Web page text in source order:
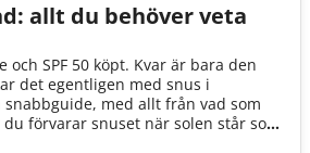
allt du behöver veta
och SPF 50 köpt. Kvar är bara den
det egentligen med snus i
snabbguide, med allt från vad som
förvarar snuset när solen står som